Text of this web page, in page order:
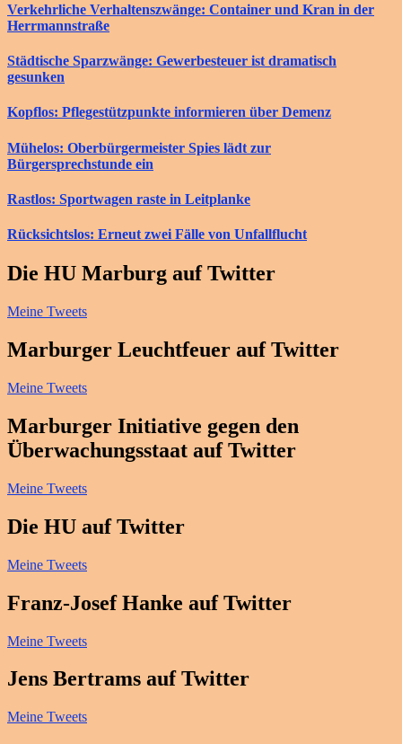
Verkehrliche Verhaltenszwänge: Container und Kran in der
Herrmannstraße
Städtische Sparzwänge: Gewerbesteuer ist dramatisch
gesunken
Kopflos: Pflegestützpunkte informieren über Demenz
Mühelos: Oberbürgermeister Spies lädt zur
Bürgersprechstunde ein
Rastlos: Sportwagen raste in Leitplanke
Rücksichtslos: Erneut zwei Fälle von Unfallflucht
Die HU Marburg auf Twitter
Meine Tweets
Marburger Leuchtfeuer auf Twitter
Meine Tweets
Marburger Initiative gegen den
Überwachungsstaat auf Twitter
Meine Tweets
Die HU auf Twitter
Meine Tweets
Franz-Josef Hanke auf Twitter
Meine Tweets
Jens Bertrams auf Twitter
Meine Tweets